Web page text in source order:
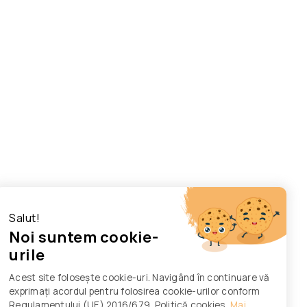
Salut!
Noi suntem cookie-
urile
Acest site folosește cookie-uri. Navigând în continuare vă
exprimați acordul pentru folosirea cookie-urilor conform